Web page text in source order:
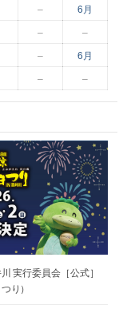
–
6月
– –
–
6月
– –
実行委員会［公式］
り）